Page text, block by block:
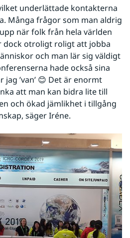
underlättade kontakterna
Många frågor som man aldrig
när folk från hela världen
dock otroligt roligt att jobba
och man lär sig väldigt
hade också sina
’van’ 😊 Det är enormt
att man kan bidra lite till
och ökad jämlikhet i tillgång
säger Iréne.